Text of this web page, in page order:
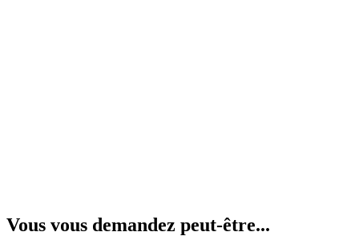
Vous vous demandez peut-être...